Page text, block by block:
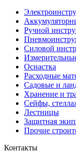
Ручной
Силовой
Оснастка
Расходные
Садовые и
Хранение и
Сейфы,
Лестницы
Защитная
Прочие
Контакты